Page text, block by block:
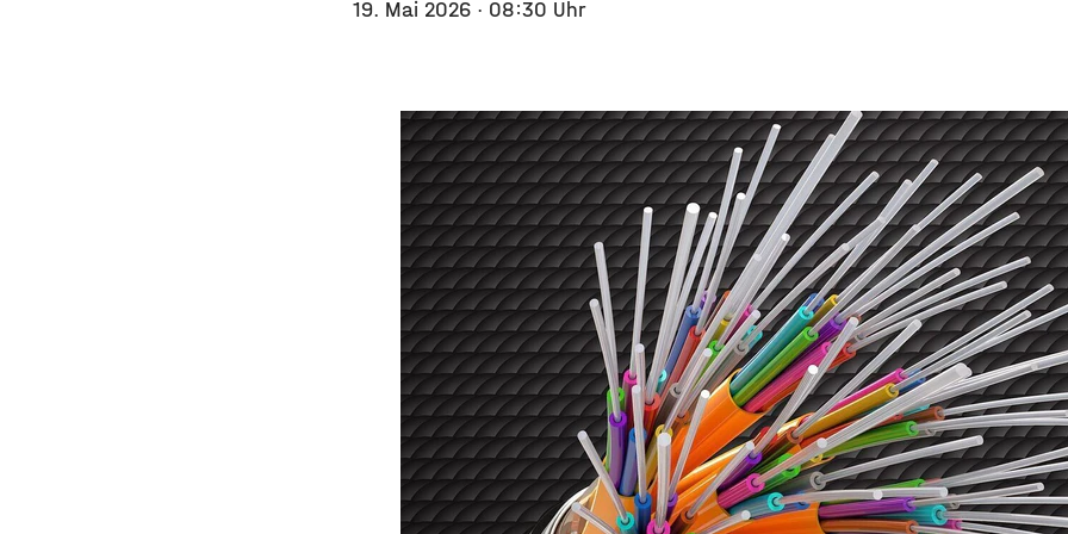
19. Mai 2026 · 08:30 Uhr